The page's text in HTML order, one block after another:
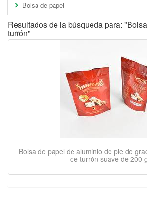
Bolsa de papel
Resultados de la búsqueda para:
turrón"
Bolsa de papel de aluminio de pie de
de turrón suave de 200 g